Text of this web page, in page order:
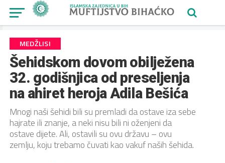
MEDŽLISI
Šehidskom dovom obilježena
32. godišnjica od preseljenja
na ahiret heroja Adila Bešića
Mnogi naši šehidi bili su premladi da ostave iza sebe
hajrate ili znanje, a neki nisu bili ni oženjeni da
ostave dijete. Ali, ostavili su ovu državu – ovu
zemlju, koju trebamo čuvati kao vakuf naših šehida.